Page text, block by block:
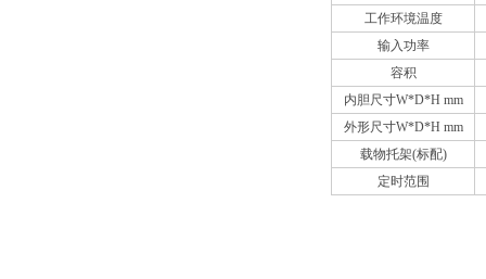
工作环境温度
输入功率
容积
内胆尺寸W*D*H mm
外形尺寸W*D*H mm
载物托架(标配)
定时范围